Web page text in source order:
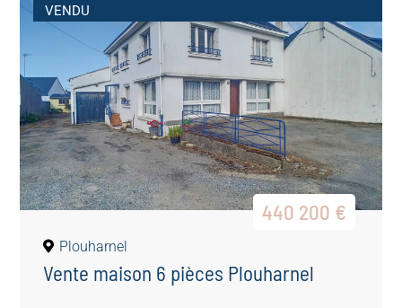
VENDU
440 200 €
Plouharnel
Vente maison 6 pièces Plouharnel